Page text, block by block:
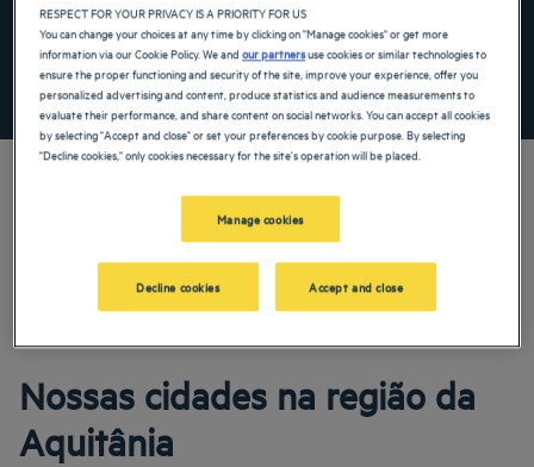
PROCURAR
Adicionar código especial
Os hotéis Golden Tulip lhe dão as boas-vindas à Aquitânia. Restaurantes,
estacionamento, sala de reuniões disponível, quartos confortáveis – fazemos o
nosso melhor para tornar a sua estada o mais confortável possível. Nossa vasta
Nossas cidades na região da
Aquitânia
RESPECT FOR YOUR PRIVACY IS A PRIORITY FOR US
You can change your choices at any time by clicking on "Manage cookies" or get more
information via our Cookie Policy. We andour partnersuse cookies or similar technologies to
ensure the proper functioning and security of the site, improve your experience, offer you
personalized advertising and content, produce statistics and audience measurements to
evaluate their performance, and share content on social networks. You can accept all cookies
by selecting "Accept and close" or set your preferences by cookie purpose. By selecting
"Decline cookies," only cookies necessary for the site's operation will be placed.
Manage cookies
Decline cookies Accept and close